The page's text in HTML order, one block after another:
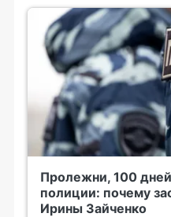
Пролежни, 100
полиции: почему
Ирины Зайченко